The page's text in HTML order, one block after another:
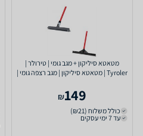
מטאטא סיליקון + מגב גומי | טירולר |
Tyroler | מטאטא סיליקון | מגב רצפה גומי |
149
₪
כולל משלוח (₪21)
עד 7 ימי עסקים